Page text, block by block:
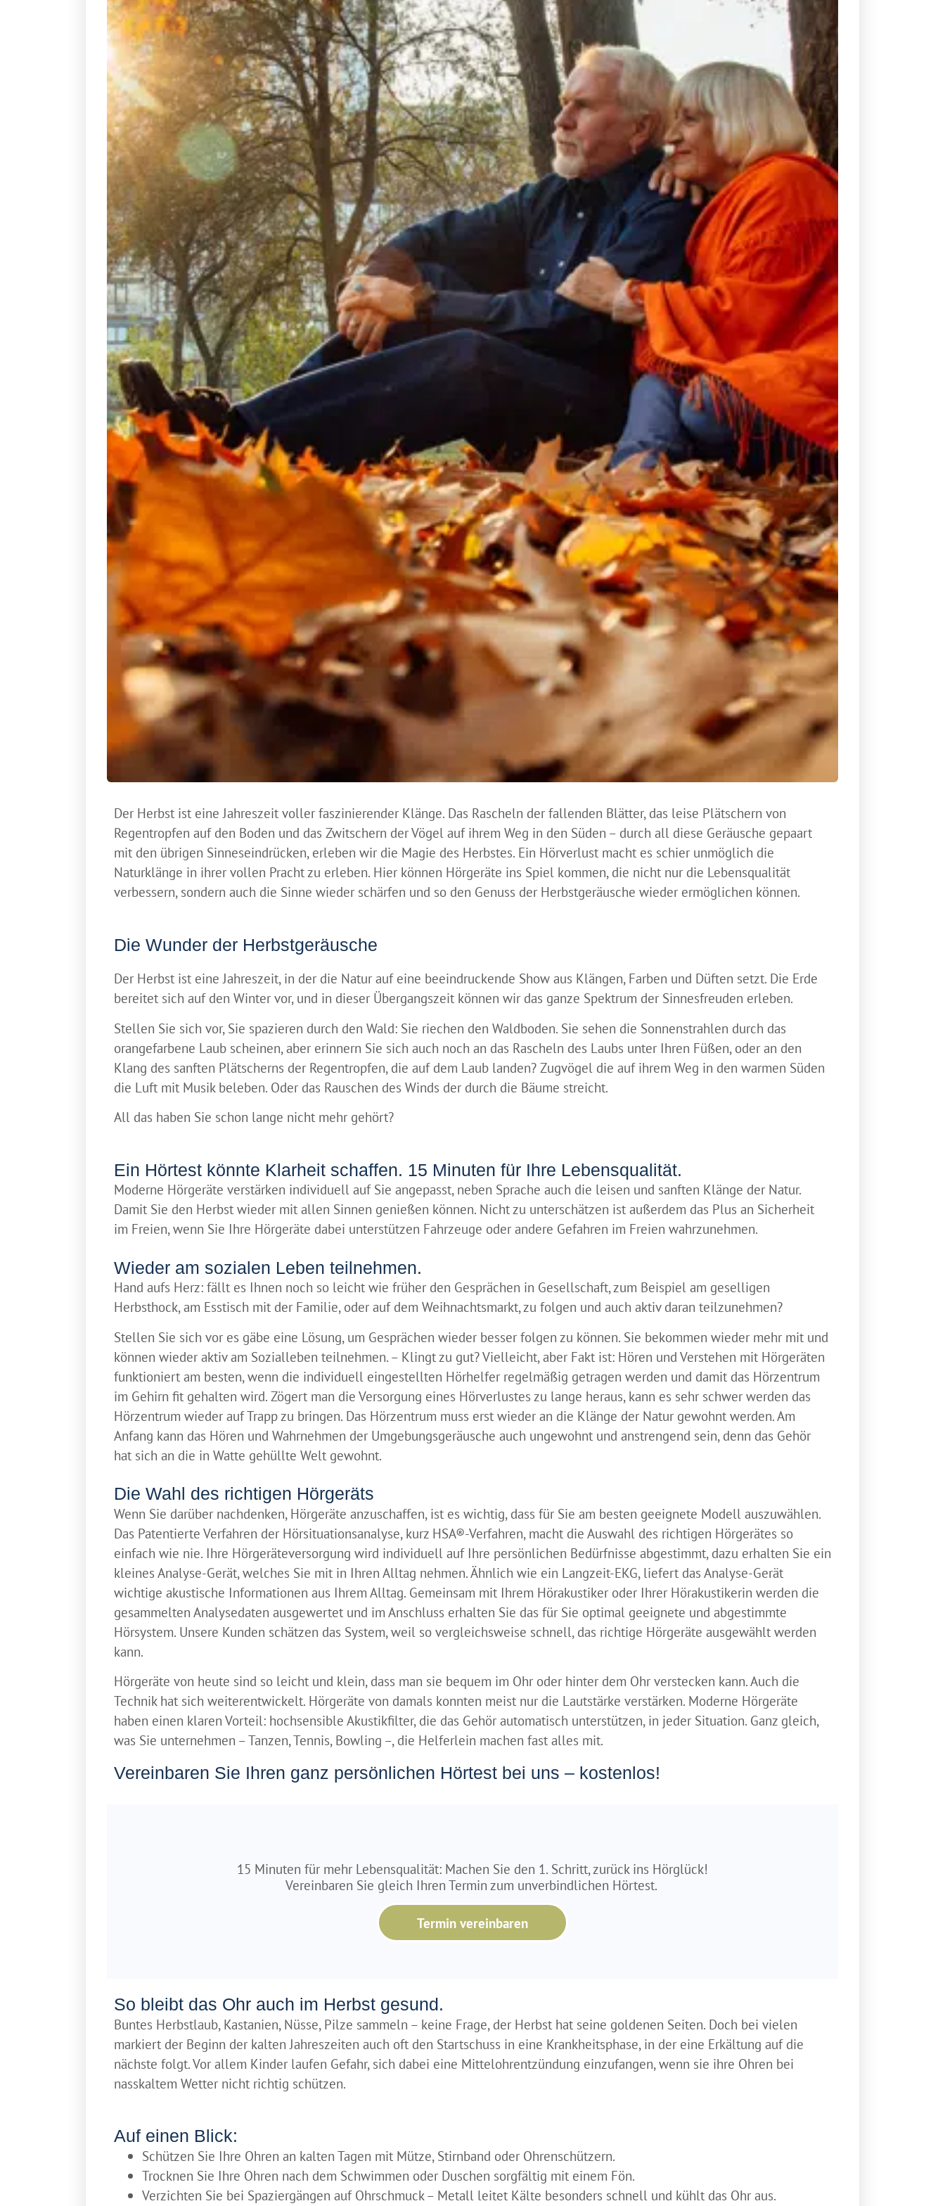
Der Herbst ist eine Jahreszeit voller faszinierender Klänge. Das Rascheln der fallenden Blätter, das leise Plätschern von
Regentropfen auf den Boden und das Zwitschern der Vögel auf ihrem Weg in den Süden – durch all diese Geräusche gepaart
mit den übrigen Sinneseindrücken, erleben wir die Magie des Herbstes. Ein Hörverlust macht es schier unmöglich die
Naturklänge in ihrer vollen Pracht zu erleben. Hier können Hörgeräte ins Spiel kommen, die nicht nur die Lebensqualität
verbessern, sondern auch die Sinne wieder schärfen und so den Genuss der Herbstgeräusche wieder ermöglichen können.
Die Wunder der Herbstgeräusche
Der Herbst ist eine Jahreszeit, in der die Natur auf eine beeindruckende Show aus Klängen, Farben und Düften setzt. Die Erde
bereitet sich auf den Winter vor, und in dieser Übergangszeit können wir das ganze Spektrum der Sinnesfreuden erleben.
Stellen Sie sich vor, Sie spazieren durch den Wald: Sie riechen den Waldboden. Sie sehen die Sonnenstrahlen durch das
orangefarbene Laub scheinen, aber erinnern Sie sich auch noch an das Rascheln des Laubs unter Ihren Füßen, oder an den
Klang des sanften Plätscherns der Regentropfen, die auf dem Laub landen? Zugvögel die auf ihrem Weg in den warmen Süden
die Luft mit Musik beleben. Oder das Rauschen des Winds der durch die Bäume streicht.
All das haben Sie schon lange nicht mehr gehört?
Ein Hörtest könnte Klarheit schaffen. 15 Minuten für Ihre Lebensqualität.
Moderne Hörgeräte verstärken individuell auf Sie angepasst, neben Sprache auch die leisen und sanften Klänge der Natur.
Damit Sie den Herbst wieder mit allen Sinnen genießen können. Nicht zu unterschätzen ist außerdem das Plus an Sicherheit
im Freien, wenn Sie Ihre Hörgeräte dabei unterstützen Fahrzeuge oder andere Gefahren im Freien wahrzunehmen.
Wieder am sozialen Leben teilnehmen.
Hand aufs Herz: fällt es Ihnen noch so leicht wie früher den Gesprächen in Gesellschaft, zum Beispiel am geselligen
Herbsthock, am Esstisch mit der Familie, oder auf dem Weihnachtsmarkt, zu folgen und auch aktiv daran teilzunehmen?
Stellen Sie sich vor es gäbe eine Lösung, um Gesprächen wieder besser folgen zu können. Sie bekommen wieder mehr mit und
können wieder aktiv am Sozialleben teilnehmen. – Klingt zu gut? Vielleicht, aber Fakt ist: Hören und Verstehen mit Hörgeräten
funktioniert am besten, wenn die individuell eingestellten Hörhelfer regelmäßig getragen werden und damit das Hörzentrum
im Gehirn fit gehalten wird. Zögert man die Versorgung eines Hörverlustes zu lange heraus, kann es sehr schwer werden das
Hörzentrum wieder auf Trapp zu bringen. Das Hörzentrum muss erst wieder an die Klänge der Natur gewohnt werden. Am
Anfang kann das Hören und Wahrnehmen der Umgebungsgeräusche auch ungewohnt und anstrengend sein, denn das Gehör
hat sich an die in Watte gehüllte Welt gewohnt.
Die Wahl des richtigen Hörgeräts
Wenn Sie darüber nachdenken, Hörgeräte anzuschaffen, ist es wichtig, dass für Sie am besten geeignete Modell auszuwählen.
Das Patentierte Verfahren der Hörsituationsanalyse, kurz HSA®-Verfahren, macht die Auswahl des richtigen Hörgerätes so
einfach wie nie. Ihre Hörgeräteversorgung wird individuell auf Ihre persönlichen Bedürfnisse abgestimmt, dazu erhalten Sie ein
kleines Analyse-Gerät, welches Sie mit in Ihren Alltag nehmen. Ähnlich wie ein Langzeit-EKG, liefert das Analyse-Gerät
wichtige akustische Informationen aus Ihrem Alltag. Gemeinsam mit Ihrem Hörakustiker oder Ihrer Hörakustikerin werden die
gesammelten Analysedaten ausgewertet und im Anschluss erhalten Sie das für Sie optimal geeignete und abgestimmte
Hörsystem. Unsere Kunden schätzen das System, weil so vergleichsweise schnell, das richtige Hörgeräte ausgewählt werden
kann.
Hörgeräte von heute sind so leicht und klein, dass man sie bequem im Ohr oder hinter dem Ohr verstecken kann. Auch die
Technik hat sich weiterentwickelt. Hörgeräte von damals konnten meist nur die Lautstärke verstärken. Moderne Hörgeräte
haben einen klaren Vorteil: hochsensible Akustikfilter, die das Gehör automatisch unterstützen, in jeder Situation. Ganz gleich,
was Sie unternehmen – Tanzen, Tennis, Bowling –, die Helferlein machen fast alles mit.
Vereinbaren Sie Ihren ganz persönlichen Hörtest bei uns – kostenlos!
15 Minuten für mehr Lebensqualität: Machen Sie den 1. Schritt, zurück ins Hörglück!
Vereinbaren Sie gleich Ihren Termin zum unverbindlichen Hörtest.
Termin vereinbaren
So bleibt das Ohr auch im Herbst gesund.
Buntes Herbstlaub, Kastanien, Nüsse, Pilze sammeln – keine Frage, der Herbst hat seine goldenen Seiten. Doch bei vielen
markiert der Beginn der kalten Jahreszeiten auch oft den Startschuss in eine Krankheitsphase, in der eine Erkältung auf die
nächste folgt. Vor allem Kinder laufen Gefahr, sich dabei eine Mittelohrentzündung einzufangen, wenn sie ihre Ohren bei
nasskaltem Wetter nicht richtig schützen.
Auf einen Blick:
Schützen Sie Ihre Ohren an kalten Tagen mit Mütze, Stirnband oder Ohrenschützern.
Trocknen Sie Ihre Ohren nach dem Schwimmen oder Duschen sorgfältig mit einem Fön.
Verzichten Sie bei Spaziergängen auf Ohrschmuck – Metall leitet Kälte besonders schnell und kühlt das Ohr aus.